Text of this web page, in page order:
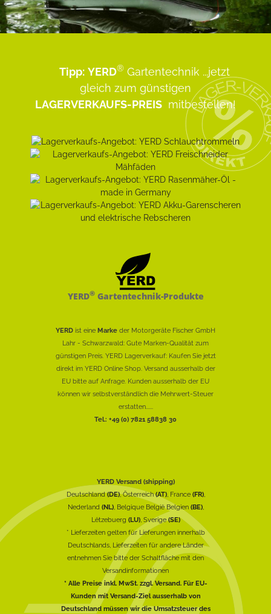
Tipp: YERD® Gartentechnik ...jetzt
gleich zum günstigen
LAGERVERKAUFS-PREIS mitbestellen!
YERD®Gartentechnik-Produkte
YERD ist eine Marke der Motorgeräte Fischer GmbH
Lahr - Schwarzwald: Gute Marken-Qualität zum
günstigen Preis. YERD Lagerverkauf: Kaufen Sie jetzt
direkt im YERD Online Shop. Versand ausserhalb der
EU bitte auf Anfrage. Kunden ausserhalb der EU
können wir selbstverständlich die Mehrwert-Steuer
erstatten......
Tel.: +49 (0) 7821 58838 30
YERD Versand (shipping)
Deutschland(DE), Österreich(AT), France (FR),
Nederland (NL), Belgique België Belgien (BE),
Lëtzebuerg (LU), Sverige(SE)
* Lieferzeiten gelten für Lieferungen innerhalb
Deutschlands, Lieferzeiten für andere Länder
entnehmen Sie bitte der Schaltfläche mit den
Versandinformationen
* Alle Preise inkl. MwSt. zzgl. Versand. Für EU-
Kunden mit Versand-Ziel ausserhalb von
Deutschland müssen wir die Umsatzsteuer des